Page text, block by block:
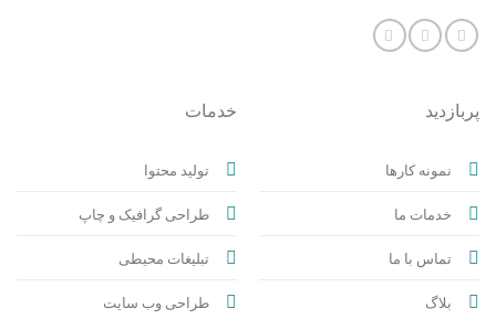
پربازدید
نمونه کارها
خدمات ما
تماس با ما
بلاگ
خدمات
تولید محتوا
طراحی گرافیک و چاپ
تبلیغات محیطی
طراحی وب سایت